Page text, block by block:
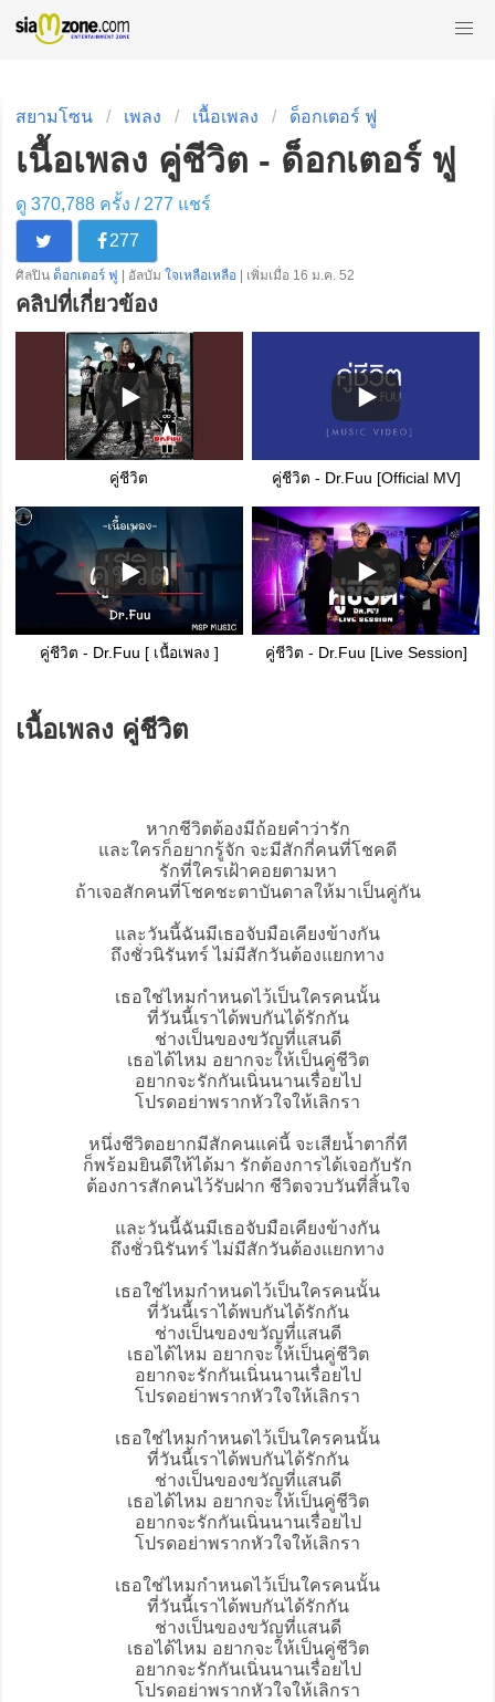
สยามโซน เพลง เนื้อเพลง ด็อกเตอร์ ฟู
เนื้อเพลง คู่ชีวิต - ด็อกเตอร์ ฟู
ดู 370,788 ครั้ง / 277 แชร์
277
ศิลปิน ด็อกเตอร์ ฟู | อัลบัม ใจเหลือเหลือ | เพิ่มเมื่อ 16 ม.ค. 52
คลิปที่เกี่ยวข้อง
คู่ชีวิต คู่ชีวิต - Dr.Fuu [Official MV]
คู่ชีวิต - Dr.Fuu [ เนื้อเพลง ] คู่ชีวิต - Dr.Fuu [Live​ Session]
เนื้อเพลง คู่ชีวิต
หากชีวิตต้องมีถ้อยคำว่ารัก
และใครก็อยากรู้จัก จะมีสักกี่คนที่โชคดี
รักที่ใครเฝ้าคอยตามหา
ถ้าเจอสักคนที่โชคชะตาบันดาลให้มาเป็นคู่กัน
และวันนี้ฉันมีเธอจับมือเคียงข้างกัน
ถึงชั่วนิรันทร์ ไม่มีสักวันต้องแยกทาง
เธอใช่ไหมกำหนดไว้เป็นใครคนนั้น
ที่วันนี้เราได้พบกันได้รักกัน
ช่างเป็นของขวัญที่แสนดี
เธอได้ไหม อยากจะให้เป็นคู่ชีวิต
อยากจะรักกันเนิ่นนานเรื่อยไป
โปรดอย่าพรากหัวใจให้เลิกรา
หนึ่งชีวิตอยากมีสักคนแค่นี้ จะเสียน้ำตากี่ที
ก็พร้อมยินดีให้ได้มา รักต้องการได้เจอกับรัก
ต้องการสักคนไว้รับฝาก ชีวิตจวบวันที่สิ้นใจ
และวันนี้ฉันมีเธอจับมือเคียงข้างกัน
ถึงชั่วนิรันทร์ ไม่มีสักวันต้องแยกทาง
เธอใช่ไหมกำหนดไว้เป็นใครคนนั้น
ที่วันนี้เราได้พบกันได้รักกัน
ช่างเป็นของขวัญที่แสนดี
เธอได้ไหม อยากจะให้เป็นคู่ชีวิต
อยากจะรักกันเนิ่นนานเรื่อยไป
โปรดอย่าพรากหัวใจให้เลิกรา
เธอใช่ไหมกำหนดไว้เป็นใครคนนั้น
ที่วันนี้เราได้พบกันได้รักกัน
ช่างเป็นของขวัญที่แสนดี
เธอได้ไหม อยากจะให้เป็นคู่ชีวิต
อยากจะรักกันเนิ่นนานเรื่อยไป
โปรดอย่าพรากหัวใจให้เลิกรา
เธอใช่ไหมกำหนดไว้เป็นใครคนนั้น
ที่วันนี้เราได้พบกันได้รักกัน
ช่างเป็นของขวัญที่แสนดี
เธอได้ไหม อยากจะให้เป็นคู่ชีวิต
อยากจะรักกันเนิ่นนานเรื่อยไป
โปรดอย่าพรากหัวใจให้เลิกรา